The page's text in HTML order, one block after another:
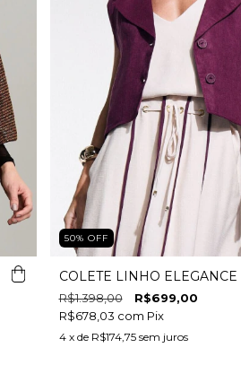
50% OFF
COLETE LINHO ELEGANCE
R$1.398,00
R$699,00
R$678,03 com Pix
4 x de R$174,75 sem juros